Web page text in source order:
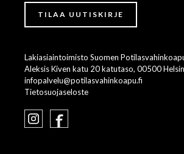
Lakiasiaintoimisto Suomen
Aleksis Kiven katu 20 katutaso, 00500
infopalvelu@potilasvahinkoapu.fi
Tietosuojaseloste